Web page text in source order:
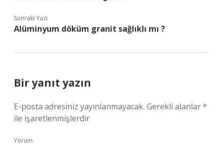
Sonraki Yazı
Alüminyum döküm granit sağlıklı mı ?
Bir yanıt yazın
E-posta adresiniz yayınlanmayacak. Gerekli alanlar*
ile işaretlenmişlerdir
Yorum